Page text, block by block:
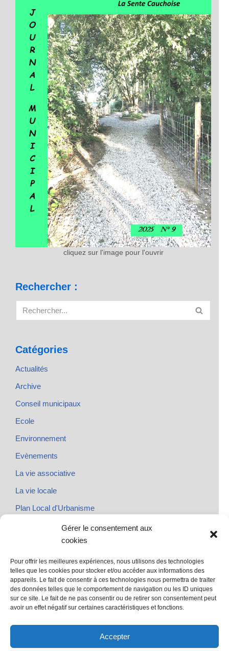
Gérer le consentement aux
cookies
Pour offrir les meilleures expériences, nous utilisons des technologies
telles que les cookies pour stocker et/ou accéder aux informations des
appareils. Le fait de consentir à ces technologies nous permettra de traiter
des données telles que le comportement de navigation ou les ID uniques
sur ce site. Le fait de ne pas consentir ou de retirer son consentement peut
avoir un effet négatif sur certaines caractéristiques et fonctions.
Accepter
cliquez sur l'image pour l'ouvrir
Rechercher :
Catégories
Actualités
Archive
Conseil municipaux
Ecole
Environnement
Evènements
La vie associative
La vie locale
Plan Local d'Urbanisme
@ Sainte Marie des Champs
Mentions légales